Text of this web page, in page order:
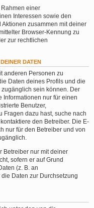
einer
Interessen sowie den
Aktionen zusammen mit deiner
Browser-Kennung zu
zur rechtlichen
DATEN
anderen Personen zu
Daten deines Profils und die
sein können. Der
Informationen nur für einen
Benutzer,
Fragen dazu hast, suche nach
den Betreiber. Die E-
nur für den Betreiber und von
Betreiber nur mit deiner
sofern er auf Grund
(z. B. an
Daten zur Durchsetzung